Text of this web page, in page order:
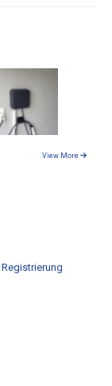
View More
Registrierung